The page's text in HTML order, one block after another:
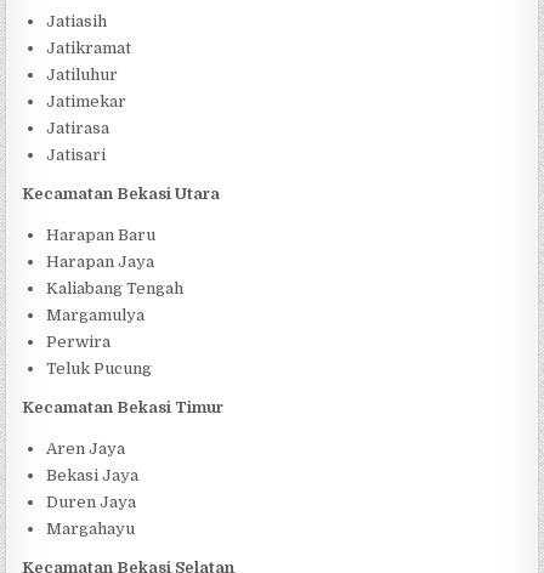
Jatiasih
Jatikramat
Jatiluhur
Jatimekar
Jatirasa
Jatisari
Kecamatan Bekasi Utara
Harapan Baru
Harapan Jaya
Kaliabang Tengah
Margamulya
Perwira
Teluk Pucung
Kecamatan Bekasi Timur
Aren Jaya
Bekasi Jaya
Duren Jaya
Margahayu
Kecamatan Bekasi Selatan